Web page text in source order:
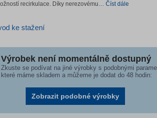
recirkulace. Díky nerezovému… Číst dále
ke stažení
Výrobek není momentálně dostupný
Zkuste se podívat na jiné výrobky s podobnými
které máme skladem a můžeme je dodat do 48 hodin:
Zobrazit podobné výrobky